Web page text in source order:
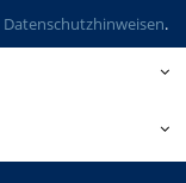
Datenschutzhinweisen.